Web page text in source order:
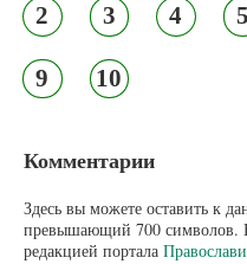
2 3 4 5
9 10
Комментарии
Здесь вы можете оставить к
превышающий 700 символов.
редакцией портала